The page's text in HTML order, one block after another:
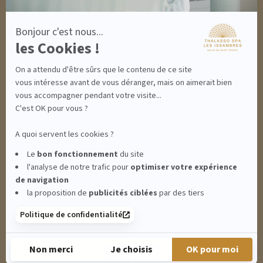
Bonjour c'est nous...
les Cookies !
On a attendu d'être sûrs que le contenu de ce site
vous intéresse avant de vous déranger, mais on aimerait bien
vous accompagner pendant votre visite...
C'est OK pour vous ?
A quoi servent les cookies ?
Le bon fonctionnement du site
l'analyse de notre trafic pour optimiservotre expérience
de navigation
la proposition de publicités ciblées par des tiers
Politique de confidentialité
Non merci Je choisis OK pour moi
MENTIONS LÉGALES
CONDITIONS GÉNÉRALES - BONS CADEAUX
POLITIQUE DE CONFIDENTIALITÉ
THALASSO SPA LES ISSAMBRES - RÉSIDENCE LES CALANQUES PIERRE &
VACANCES**** - BOULEVARD DU MÉROU - 83380 LES ISSAMBRES -
CLIQUEZ-ICI POUR MODIFIER VOS PRÉFÉRENCES EN MATIÈRE DE COOKIES